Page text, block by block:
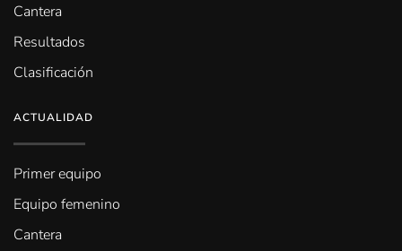
Cantera
Resultados
Clasificación
ACTUALIDAD
Primer equipo
Equipo femenino
Cantera